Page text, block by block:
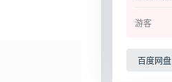
游客
百度网盘